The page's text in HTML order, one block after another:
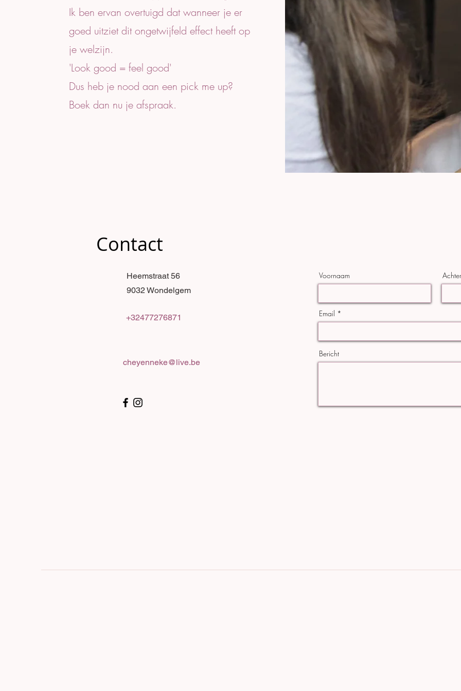
Ik ben ervan overtuigd dat wanneer je er
goed uitziet dit ongetwijfeld effect heeft op
je welzijn.
'Look good = feel good'
Dus heb je nood aan een pick me up?
Boek dan nu je afspraak.
Contact
Heemstraat 56
9032 Wondelgem
+32477276871
cheyenneke@live.be
Voornaam
Email
Bericht